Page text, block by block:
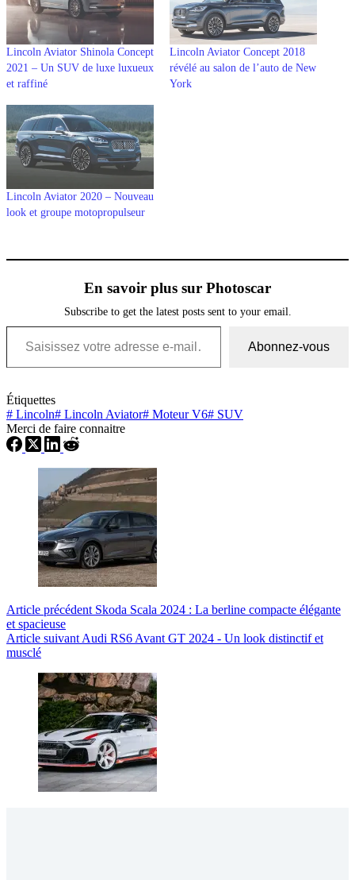
Lincoln Aviator Shinola Concept
2021 – Un SUV de luxe luxueux
et raffiné
Lincoln Aviator Concept 2018
révélé au salon de l’auto de New
York
Lincoln Aviator 2020 – Nouveau
look et groupe motopropulseur
En savoir plus sur Photoscar
Subscribe to get the latest posts sent to your email.
Saisissez votre adresse e-mail…
Abonnez-vous
Étiquettes
# Lincoln# Lincoln Aviator# Moteur V6# SUV
Merci de faire connaitre
Article précédent Skoda Scala 2024 : La berline compacte élégante
et spacieuse
Article suivant Audi RS6 Avant GT 2024 - Un look distinctif et
musclé